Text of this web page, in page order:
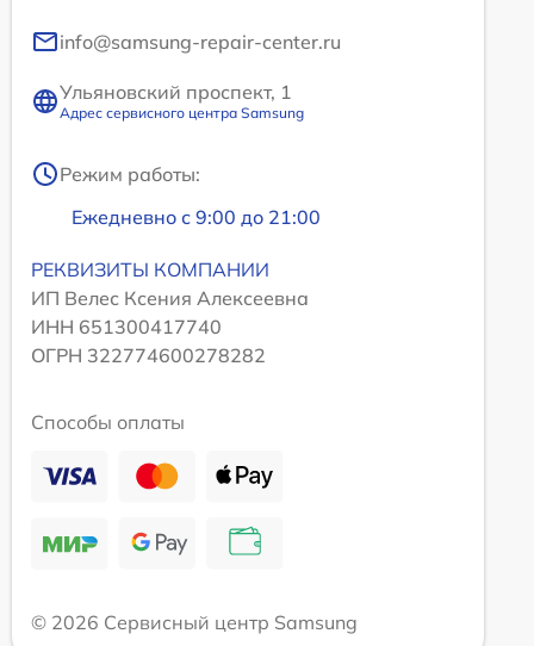
info@samsung-repair-center.ru
Ульяновский проспект, 1
Адрес сервисного центра Samsung
Режим работы:
Ежедневно с 9:00 до 21:00
РЕКВИЗИТЫ КОМПАНИИ
ИП Велес Ксения Алексеевна
ИНН 651300417740
ОГРН 322774600278282
Способы оплаты
© 2026 Сервисный центр Samsung